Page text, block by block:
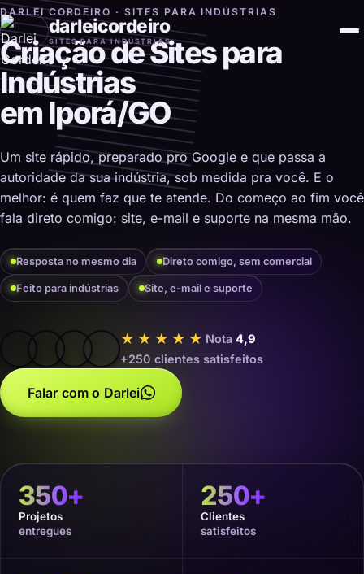
darleicordeiro
SITES PARA INDÚSTRIAS
DARLEI CORDEIRO · SITES PARA INDÚSTRIAS
Criação de Sites para
Indústrias
em Iporá/GO
Um site rápido, preparado pro Google e que passa a
autoridade da sua indústria, sob medida pra você. E o
melhor: é quem faz que te atende. Do começo ao fim você
fala direto comigo: site, e-mail e suporte na mesma mão.
Resposta no mesmo dia Direto comigo, sem comercial
Feito para indústrias Site, e-mail e suporte
★★★★★ Nota 4,9
+250 clientes satisfeitos
Falar com o Darlei
350+
Projetos
entregues
250+
Clientes
satisfeitos